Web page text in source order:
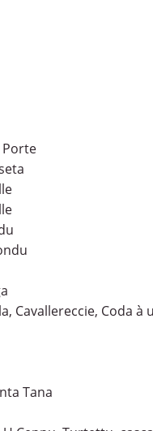
Porte
Cavallereccie, Coda à
Tana